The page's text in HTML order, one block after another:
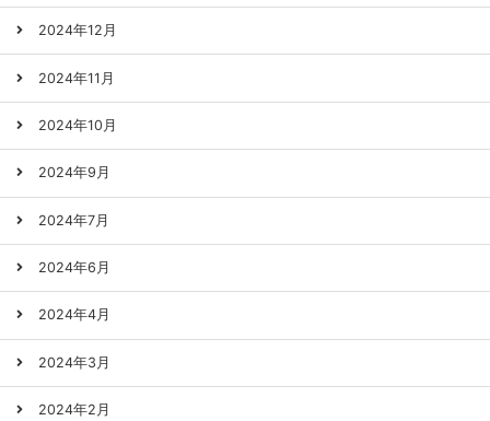
2024年12月
2024年11月
2024年10月
2024年9月
2024年7月
2024年6月
2024年4月
2024年3月
2024年2月